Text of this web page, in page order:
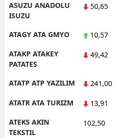
ASUZU ANADOLU
ISUZU
50,65
ATAGY ATA GMYO 10,57
ATAKP ATAKEY
PATATES
49,42
ATATP ATP YAZILIM 241,00
ATATR ATA TURIZM 13,91
ATEKS AKIN
TEKSTIL
102,50